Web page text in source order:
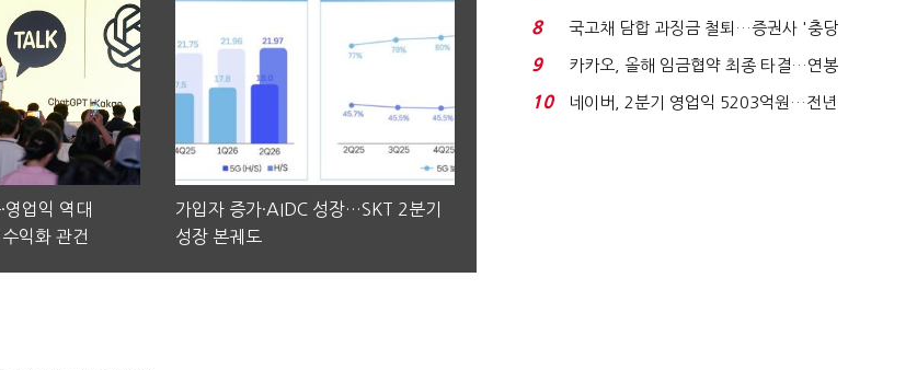
영업익 역대
익화 관건
가입자 증가·AIDC 성장…SKT 2분기
성장 본궤도
지에 상한가...
8
국고채 담합 과징금 철퇴…증권사 '충당
금 폭탄' 우려...
9
카카오, 올해 임금협약 최종 타결…연봉
6.3% 인상·격려...
10
네이버, 2분기 영업익 5203억원…전년